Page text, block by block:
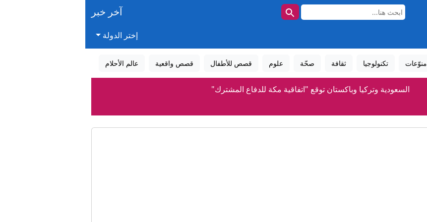
آخر خبر
إختر الدولة
منوّعات تكنولوجيا ثقافة صحّة علوم قصص للأطفال قصص واقعية عالم الأحلام
السعودية وتركيا وباكستان توقع "اتفاقية مكة للدفاع المشترك"
ترامب يحاول مجددًا الحد من سياحة الولادة ومنح الجنسية بالولادة